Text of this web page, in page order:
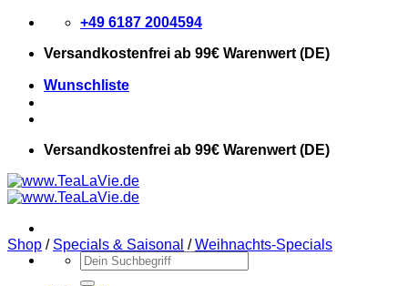
Zum
springen
+49 6187 2004594
Versandkostenfrei ab 99€ Warenwert (DE)
Wunschliste
Versandkostenfrei ab 99€ Warenwert (DE)
Suchen
nach:
Shop / Specials & Saisonal / Weihnachts-Specials